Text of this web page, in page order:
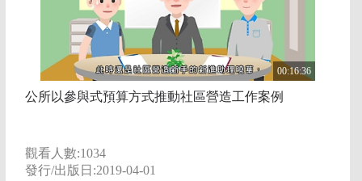
00:16:36
公所以參與式預算方式推動社區營造工作案例
觀看人數:1034
發行/出版日:2019-04-01